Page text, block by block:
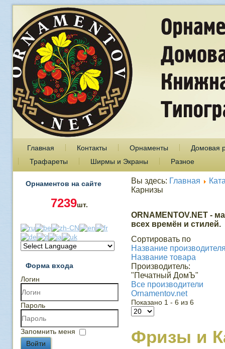
Главная Контакты Орнаменты
Домовая
Трафареты
Ширмы и Экраны Разное
Орнаментов на сайте
7239шт.
Форма входа
Логин
Пароль
Запомнить меня
Войти
Вы здесь: Главная
Карнизы
ORNAMENTOV.NET -
всех времён и стилей.
Сортировать по
Название
Название товара
Производитель:
"Печатный ДомЪ"
Все производители
Ornamentov.net
Показано 1 - 6 из 6
Фризы и